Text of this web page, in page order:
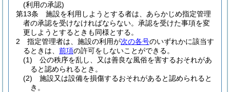
(利用の承認)
第13条
施設を利用しようとする者は、あらかじめ指定管理
者の承認を受けなければならない。 承認を受けた事項を変
更しようとするときも同様とする。
2
指定管理者は、施設の利用が次の各号のいずれかに該当す
るときは、 前項の許可をしないことができる。
(1)
公の秩序を乱し、又は善良な風俗を害するおそれがあ
ると認められるとき。
(2)
施設又は設備を損傷するおそれがあると認められると
き。